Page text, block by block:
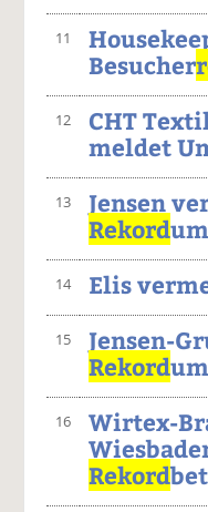
11
Besucher
12
CHT
meldet
13
Jensen
Rekord
14 Elis
15
Jensen-
Rekord
16
Wirtex-
Rekord